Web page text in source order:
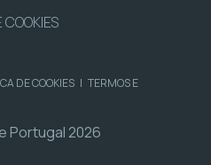
DE COOKIES | TERMOS E
Portugal 2026